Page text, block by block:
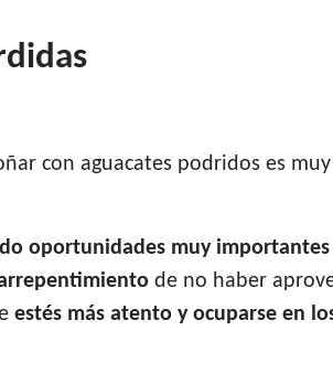
con aguacates podridos es
oportunidades muy importantes
de no haber
estés más atento y ocuparse en